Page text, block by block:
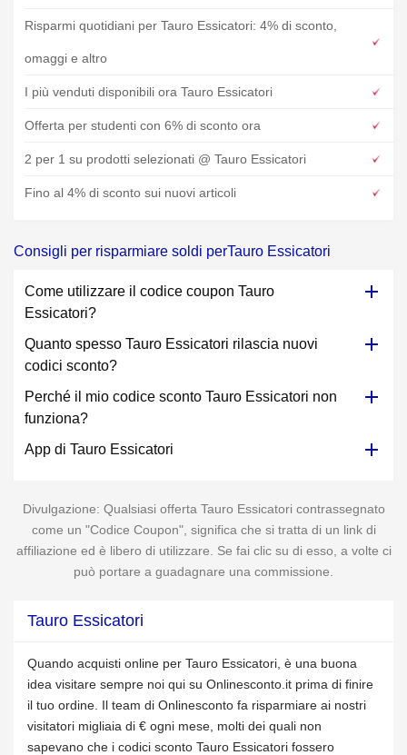
Risparmi quotidiani per Tauro Essicatori: 4% di sconto,
omaggi e altro
I più venduti disponibili ora Tauro Essicatori
Offerta per studenti con 6% di sconto ora
2 per 1 su prodotti selezionati @ Tauro Essicatori
Fino al 4% di sconto sui nuovi articoli
Consigli per risparmiare soldi perTauro Essicatori
Come utilizzare il codice coupon Tauro
Essicatori?
Quanto spesso Tauro Essicatori rilascia nuovi
codici sconto?
Perché il mio codice sconto Tauro Essicatori non
funziona?
App di Tauro Essicatori
Divulgazione: Qualsiasi offerta Tauro Essicatori contrassegnato
come un "Codice Coupon", significa che si tratta di un link di
affiliazione ed è libero di utilizzare. Se fai clic su di esso, a volte ci
può portare a guadagnare una commissione.
Tauro Essicatori
Quando acquisti online per Tauro Essicatori, è una buona
idea visitare sempre noi qui su Onlinesconto.it prima di finire
il tuo ordine. Il team di Onlinesconto fa risparmiare ai nostri
visitatori migliaia di € ogni mese, molti dei quali non
sapevano che i codici sconto Tauro Essicatori fossero